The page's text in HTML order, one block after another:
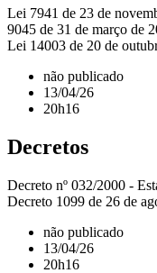
Lei 7941 de 23 de
9045 de 31 de março de
Lei 14003 de 20 de
não publicado
13/04/26
20h16
Decretos
Decreto nº 032/2000 -
Decreto 1099 de 26 de
não publicado
13/04/26
20h16